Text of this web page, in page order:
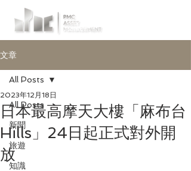
文章
All Posts
新聞
旅遊
知識
All Posts
日本最高摩天大樓「麻布台
Hills」24日起正式對外開
放
2023年12月18日